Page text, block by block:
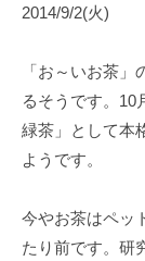
宏
事
務
所
2014/9/2(火)
「お～いお茶
るそうです。10
緑茶」として本
ようです。
今やお茶はペッ
たり前です。研